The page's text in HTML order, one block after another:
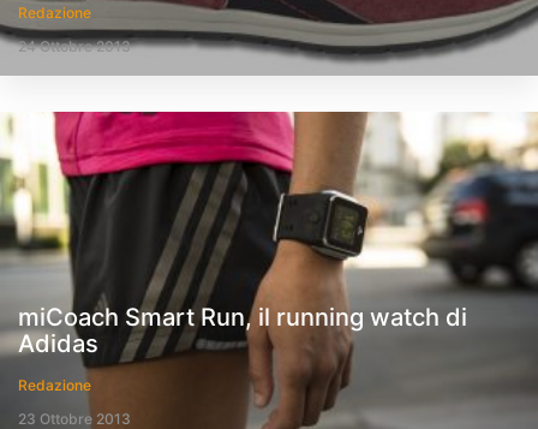
Redazione
24 Ottobre 2013
miCoach Smart Run, il running watch di
Adidas
Redazione
23 Ottobre 2013